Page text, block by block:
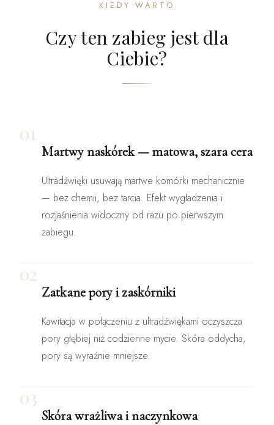
KIEDY WARTO
Czy ten zabieg jest dla
Ciebie?
01
Martwy naskórek — matowa, szara cera
Ultradźwięki usuwają martwe komórki mechanicznie
— bez chemii, bez tarcia. Efekt wygładzenia i
rozjaśnienia widoczny od razu po pierwszym
zabiegu.
02
Zatkane pory i zaskórniki
Kawitacja w połączeniu z ultradźwiękami oczyszcza
pory głębiej niż codzienne mycie. Skóra oddycha,
pory są wyraźnie mniejsze.
03
Skóra wrażliwa i naczynkowa